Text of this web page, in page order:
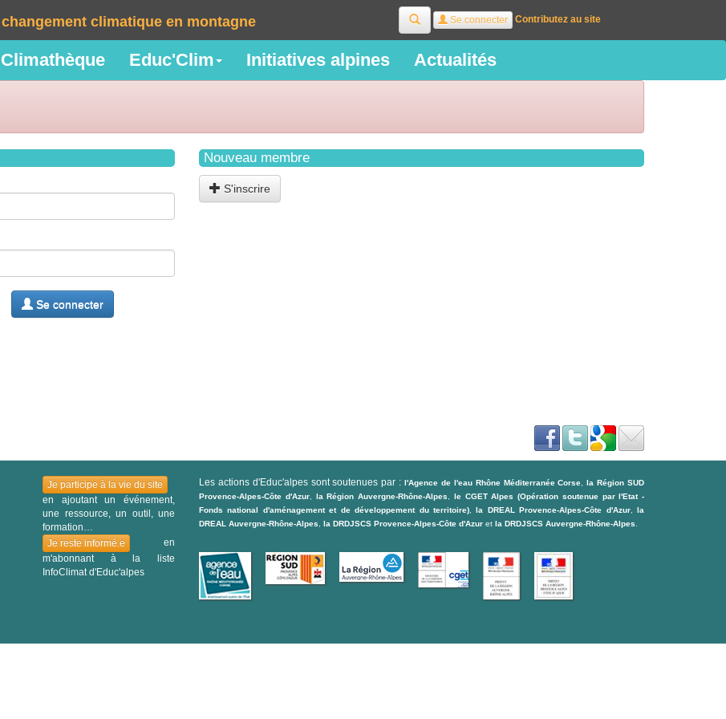
climatique en montagne RechercherSe connecter Contributez au site
Climathèque Educ'Clim Initiatives alpines Actualités
Se connecter
Nouveau membre
S'inscrire
Je participe à la vie du site
en ajoutant un événement,
une ressource, un outil, une
formation…
Je reste informé.e
en
m'abonnant à la liste
InfoClimat d'Educ'alpes
Les actions d'Educ'alpes sont soutenues par : l'Agence de l'eau Rhône Méditerranée Corse,
la Région SUD
Provence-Alpes-Côte d'Azur, la Région Auvergne-Rhône-Alpes,
le CGET Alpes (Opération soutenue par l'Etat -
Fonds national d'aménagement et de développement du territoire), la DREAL Provence-Alpes-Côte d'Azur,
la
DREAL Auvergne-Rhône-Alpes, la DRDJSCS Provence-Alpes-Côte d'Azur et la DRDJSCS Auvergne-Rhône-Alpes.